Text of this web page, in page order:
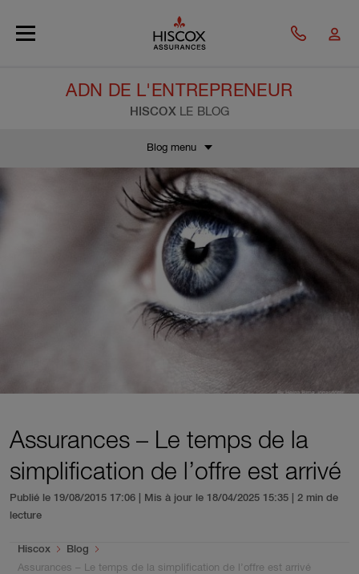
ADN DE L'ENTREPRENEUR
HISCOX LE BLOG
Blog menu
Assurances – Le temps de la
simplification de l’offre est arrivé
Publié le 19/08/2015 17:06 | Mis à jour le 18/04/2025 15:35
| 2 min de
lecture
You are here:
Hiscox
Blog
Assurances – Le temps de la simplification de l’offre est arrivé